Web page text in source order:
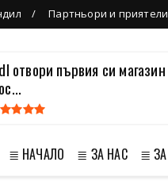
Партньори и
отвори първия си магазин
≣ НАЧАЛО ≣ ЗА НАС ≣